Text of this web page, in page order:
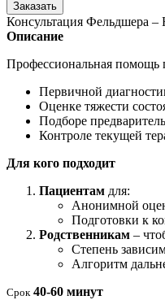
Заказать
Консультация Фельдшера –
Описание
Профессиональная помощь
Первичной
Оценке тяжести
Подборе
Контроле текущей
Для кого подходит
Пациентам для:
Анонимной
Подготовки к
Родственникам –
Степень
Алгоритм
Срок 40-60 минут